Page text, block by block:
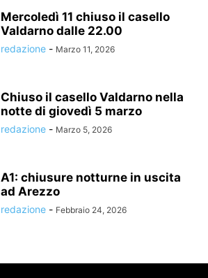
Mercoledì 11 chiuso il casello
Valdarno dalle 22.00
redazione - Marzo 11, 2026
Chiuso il casello Valdarno nella
notte di giovedì 5 marzo
redazione - Marzo 5, 2026
A1: chiusure notturne in uscita
ad Arezzo
redazione - Febbraio 24, 2026